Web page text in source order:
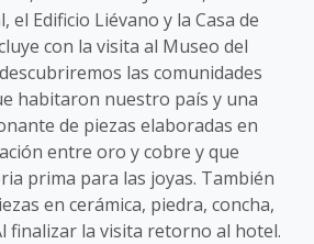
el Edificio Liévano y la Casa de
con la visita al Museo del
las comunidades
habitaron nuestro país y una
de piezas elaboradas en
entre oro y cobre y que
prima para las joyas. También
en cerámica, piedra, concha,
finalizar la visita retorno al hotel.